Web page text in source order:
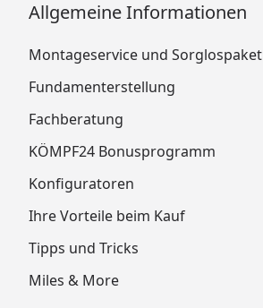
Allgemeine Informationen
Montageservice und Sorglospaket
Fundamenterstellung
Fachberatung
KÖMPF24 Bonusprogramm
Konfiguratoren
Ihre Vorteile beim Kauf
Tipps und Tricks
Miles & More